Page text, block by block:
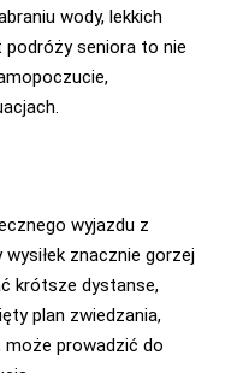
wody, lekkich
podróży seniora to nie
wyjazdu z
znacznie gorzej
krótsze dystanse,
plan zwiedzania,
może prowadzić do